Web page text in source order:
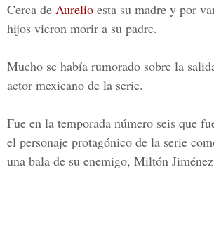
Cerca de Aurelio esta su madre y por
hijos vieron morir a su padre.
Mucho se había rumorado sobre la
actor mexicano de la serie.
Fue en la temporada número seis que
el personaje protagónico de la serie
una bala de su enemigo, Miltón